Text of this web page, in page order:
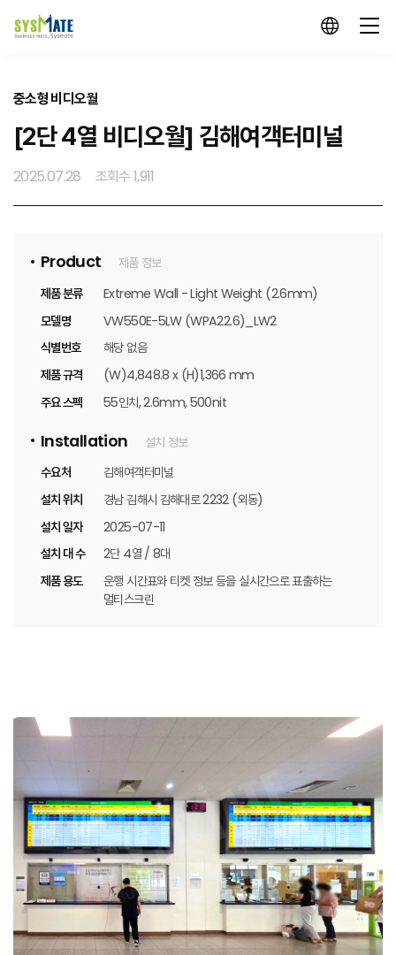
중소형 비디오월
[2단 4열 비디오월] 김해여객터미널
2025.07.28 조회수 1,911
Product
제품 정보
제품 분류
Extreme Wall - Light Weight (2.6mm)
모델명
VW550E-5LW (WPA22.6)_LW2
식별번호
해당 없음
제품 규격
(W)4,848.8 x (H)1,366 mm
주요 스펙
55인치, 2.6mm, 500nit
Installation
설치 정보
수요처
김해여객터미널
설치 위치
경남 김해시 김해대로 2232 (외동)
설치 일자
2025-07-11
설치 대 수
2단 4열 / 8대
제품 용도
운행 시간표와 티켓 정보 등을 실시간으로 표출하는
멀티스크린